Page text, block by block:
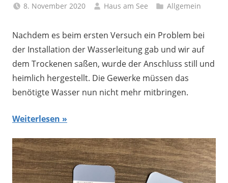
8. November 2020 Haus am See Allgemein
Nachdem es beim ersten Versuch ein Problem bei
der Installation der Wasserleitung gab und wir auf
dem Trockenen saßen, wurde der Anschluss still und
heimlich hergestellt. Die Gewerke müssen das
benötigte Wasser nun nicht mehr mitbringen.
Weiterlesen